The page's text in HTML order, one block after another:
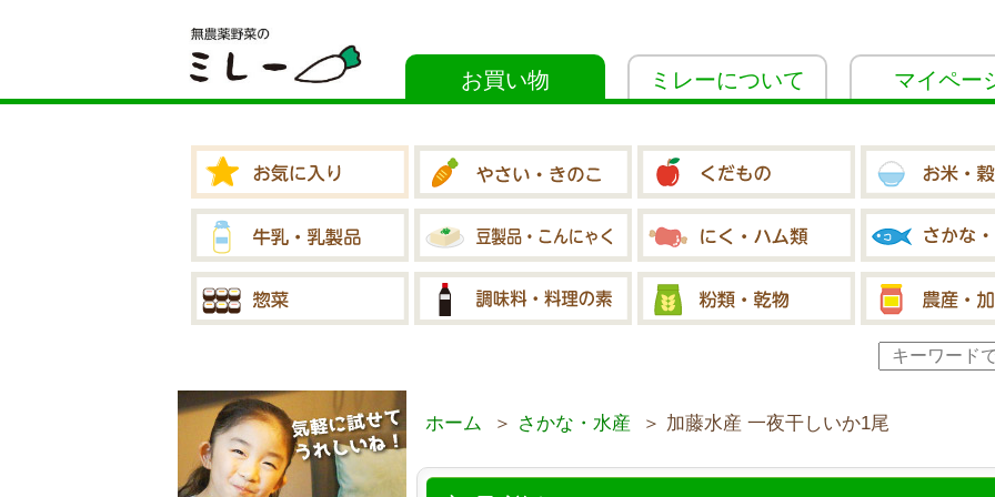
お買い物 ミレーについて マイペー
ホーム ＞ さかな・水産 ＞ 加藤水産 一夜干しいか1尾